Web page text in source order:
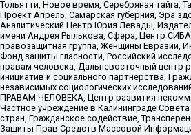
Тольятти, Новое время, Серебряная тайга,
Проект Апрель, Самарская губерния, Эра
Аналитический Центр Юрия Левады,
имени Андрея Рылькова, Сфера, Центр
правозащитная группа, Женщины Евразии,
Фонд защиты гласности, Российский
правам человека, Дальневосточный центр
инициатив и социального партнерства,
независимых социологических
ПРАВАМ ЧЕЛОВЕКА, Центр развития
Частное учреждение в Калининграде
стран, Гражданское содействие,
Защиты Прав Средств Массовой